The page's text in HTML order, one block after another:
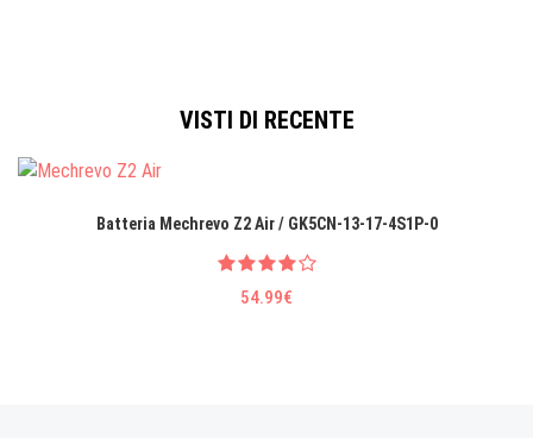
VISTI DI RECENTE
Batteria Mechrevo Z2 Air / GK5CN-13-17-4S1P-0
54.99€